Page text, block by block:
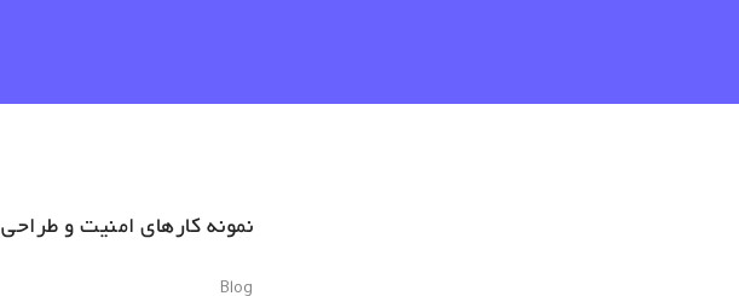
نمونه کارهای امنیت و طراحی
Blog